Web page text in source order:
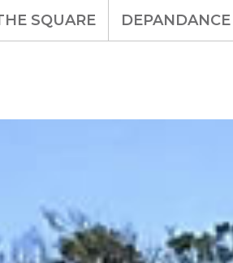
SQUARE DEPANDANCE